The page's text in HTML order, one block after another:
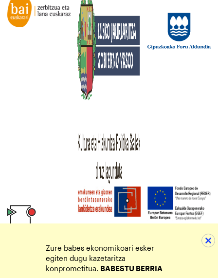
Zure babes ekonomikoari esker
egiten dugu kazetaritza
konprometitua. BABESTU BERRIA